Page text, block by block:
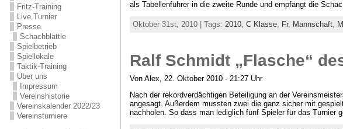
Fritz-Training
Live Turnier
Presse
Schachblättle
Spielbetrieb
Spiellokale
Taktik-Training
Über uns
Impressum
Vereinshistorie
Vereinskalender 2022/23
Vereinsturniere
als Tabellenführer in die zweite Runde und empfängt die
Oktober 31st, 2010 | Tags: 2010, C Klasse, Fr, Mannschaft,
Ralf Schmidt „Flasche“
Von Alex, 22. Oktober 2010 - 21:27 Uhr
Nach der rekordverdächtigen Beteiligung an der
angesagt. Außerdem mussten zwei die ganz sicher mit
nachholen. So dass man lediglich fünf Spieler für das